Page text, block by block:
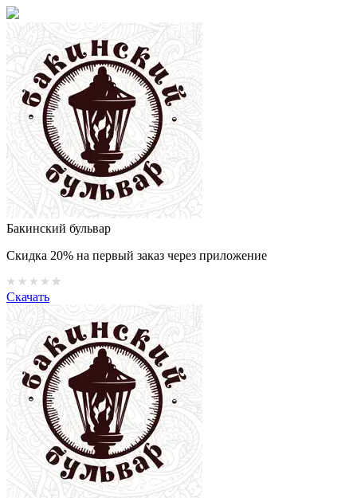
Бакинский бульвар
Скидка 20% на первый заказ через приложение
Скачать